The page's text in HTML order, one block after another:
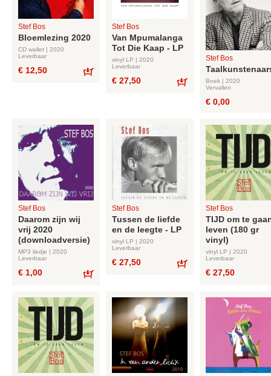
Stef Bos
Bloemlezing 2020
CD wallet | 2020
Leverbaar
€ 12,50
Stef Bos
Van Mpumalanga
Tot Die Kaap - LP
vinyl LP | 2020
Leverbaar
€ 27,50
Stef Bos
Boek | 2020
Vervallen
€ 0,00
Stef Bos
Daarom zijn wij
vrij 2020
(downloadversie)
MP3 liedje | 2020
Leverbaar
€ 1,00
Stef Bos
Tussen de liefde
en de leegte - LP
vinyl LP | 2020
Leverbaar
€ 27,50
Stef Bos
TIJD om te
leven (180 gr
vinyl)
vinyl LP | 2020
Leverbaar
€ 27,50